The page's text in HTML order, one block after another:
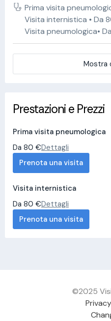
Prima visita
Visita internistica • Da
Visita pneumologica•
Mostra
Prestazioni e Prezzi
Prima visita pneumologica
Da 80 €Dettagli
Prenota una visita
Visita internistica
Da 80 €Dettagli
Prenota una visita
©2025